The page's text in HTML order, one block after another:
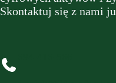
Skontaktuj się z nami